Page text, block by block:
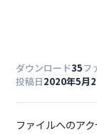
ダウンロード35フ
投稿日2020年5月
ファイルへのア